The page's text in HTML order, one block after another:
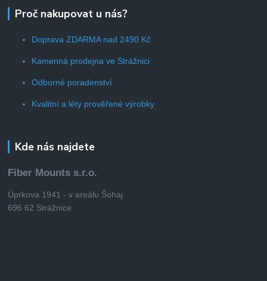
Proč nakupovat u nás?
Doprava ZDARMA nad 2490 Kč
Kamenná prodejna ve Strážnici
Odborné poradenství
Kvalitní a léty prověřené výrobky
Kde nás najdete
Fiber Mounts s.r.o.
Úprkova 1941 - v areálu Šohaj
696 62 Strážnice